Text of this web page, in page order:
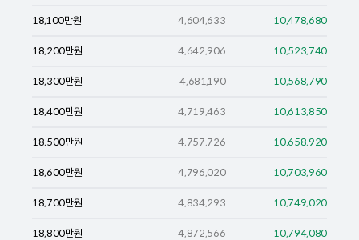
18,100만원 4,604,633 10,478,680
18,200만원 4,642,906 10,523,740
18,300만원 4,681,190 10,568,790
18,400만원 4,719,463 10,613,850
18,500만원 4,757,726 10,658,920
18,600만원 4,796,020 10,703,960
18,700만원 4,834,293 10,749,020
18,800만원 4,872,566 10,794,080